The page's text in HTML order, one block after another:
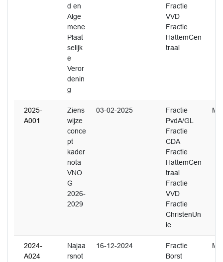
d en
Alge
mene
Plaat
selijk
e
Veror
denin
g
Fractie
VVD
Fractie
HattemCen
traal
2025-
A001
Ziens
wijze
conce
pt
kader
nota
VNO
G
2026-
2029
03-02-2025
Fractie
PvdA/GL
Fractie
CDA
Fractie
HattemCen
traal
Fractie
VVD
Fractie
ChristenUn
ie
M.
2024-
A024
Najaa
rsnot
16-12-2024
Fractie
Borst
M.